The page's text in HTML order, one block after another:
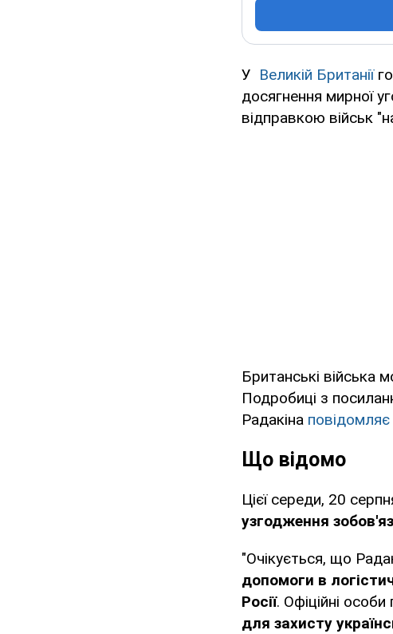
У Великій Британії
досягнення мирної
відправкою військ
Британські війська
Подробиці з
Радакіна повідомляє
Що відомо
Цієї середи, 20
узгодження
"Очікується, що
допомоги в
Росії. Офіційні
для захисту